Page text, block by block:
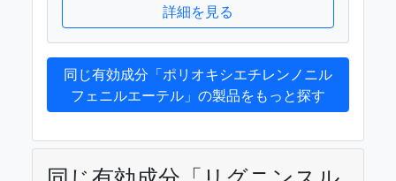
詳細を見る
同じ有効成分「ポリオキシエチレンノニル
フェニルエーテル」の製品をもっと探す